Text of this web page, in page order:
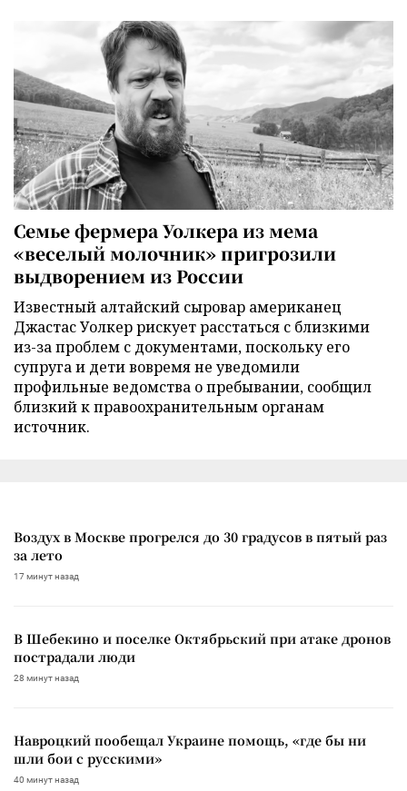
Семье фермера Уолкера из мема
«веселый молочник» пригрозили
выдворением из России
Известный алтайский сыровар американец
Джастас Уолкер рискует расстаться с близкими
из-за проблем с документами, поскольку его
супруга и дети вовремя не уведомили
профильные ведомства о пребывании, сообщил
близкий к правоохранительным органам
источник.
Воздух в Москве прогрелся до 30 градусов в пятый раз
за лето
17 минут назад
В Шебекино и поселке Октябрьский при атаке дронов
пострадали люди
28 минут назад
Навроцкий пообещал Украине помощь, «где бы ни
шли бои с русскими»
40 минут назад